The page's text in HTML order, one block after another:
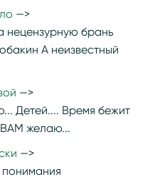
нецензурную брань
А неизвестный
Детей.... Время бежит
ВАМ желаю...